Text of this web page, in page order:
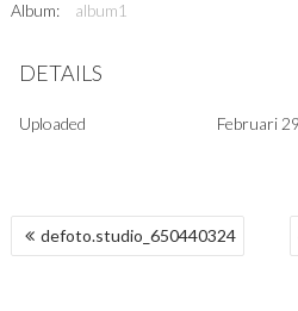
Album: album1
DETAILS
Uploaded Februari
BERICHT
NAVIGATIE
defoto.studio_650440324